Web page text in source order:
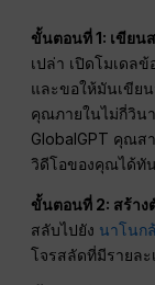
ขั้นตอนที่ 1: เขีย
เปล่า เปิดโมเดล
และขอให้มันเขีย
คุณภายในไม่กี่วิน
GlobalGPT คุณส
วิดีโอของคุณได้ทั
ขั้นตอนที่ 2: สร้าง
สลับไปยัง นาโนก
โจรสลัดที่มีรายละ